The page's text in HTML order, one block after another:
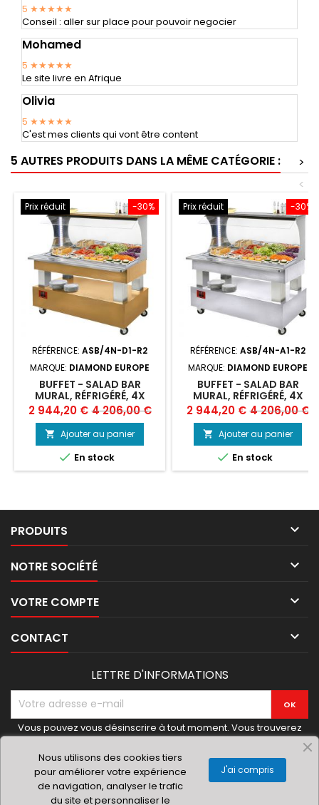
5 ★★★★★
Conseil : aller sur place pour pouvoir negocier
Mohamed
5 ★★★★★
Le site livre en Afrique
Olivia
5 ★★★★★
C'est mes clients qui vont être content
5 AUTRES PRODUITS DANS LA MÊME CATÉGORIE :
>
<
-30%
Prix réduit
RÉFÉRENCE: ASB/4N-D1-R2
MARQUE: DIAMOND EUROPE
BUFFET - SALAD BAR
MURAL, RÉFRIGÉRÉ, 4X
GN1/1-150 (BOIS CHÊNE
CLAIR)
Prix
2 944,20 € Prix
de
base
4 206,00 €
 Ajouter au panier
 En stock
-30%
Prix réduit
RÉFÉRENCE: ASB/4N-A1-R2
MARQUE: DIAMOND EUROPE
BUFFET - SALAD BAR
MURAL, RÉFRIGÉRÉ, 4X
GN1/1-150 (BOIS BLANC)
Prix
2 944,20 € Prix
de
base
4 206,00 €
 Ajouter au panier
 En stock
PRODUITS 
NOTRE SOCIÉTÉ 
VOTRE COMPTE 
CONTACT 
LETTRE D'INFORMATIONS
Vous pouvez vous désinscrire à tout moment. Vous trouverez
pour cela nos informations de contact dans les conditions
d'utilisation du site.
Nous utilisons des cookies tiers
pour améliorer votre expérience
de navigation, analyser le trafic
du site et personnaliser le
J'ai compris